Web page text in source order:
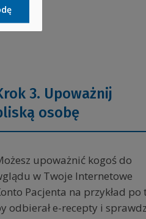
3. Upoważnij
osobę
upoważnić kogoś do
w Twoje Internetowe
Pacjenta na przykład po
odbierał e-recepty i